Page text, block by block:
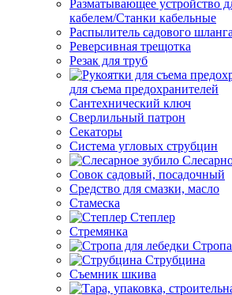
Разматывающее устройство
кабелем/Станки кабельные
Распылитель садового шланга
Реверсивная трещотка
Резак для труб
для съема предохранителей
Сантехнический ключ
Сверлильный патрон
Секаторы
Система угловых струбцин
Совок садовый, посадочный
Средство для смазки, масло
Стамеска
Степлер
Стремянка
Струбцина
Съемник шкива